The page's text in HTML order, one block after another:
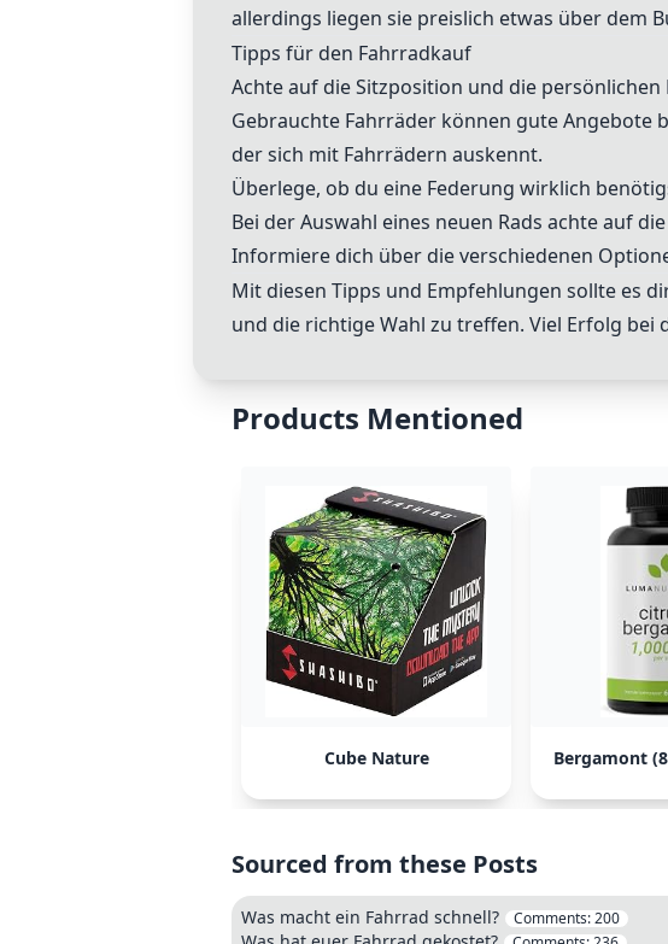
allerdings liegen sie preislich etwas über dem
Tipps für den Fahrradkauf
Achte auf die Sitzposition und die
Gebrauchte Fahrräder können gute Angebote
der sich mit Fahrrädern auskennt.
Überlege, ob du eine Federung wirklich
Bei der Auswahl eines neuen Rads achte auf
Informiere dich über die verschiedenen
Mit diesen Tipps und Empfehlungen sollte es
und die richtige Wahl zu treffen. Viel Erfolg bei
Products Mentioned
Cube Nature Bergamont
Sourced from these Posts
Was macht ein Fahrrad schnell? Comments:200